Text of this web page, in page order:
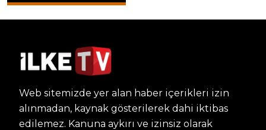
Web sitemizde yer alan haber içerikleri izin
alınmadan, kaynak gösterilerek dahi iktibas
edilemez. Kanuna aykırı ve izinsiz olarak